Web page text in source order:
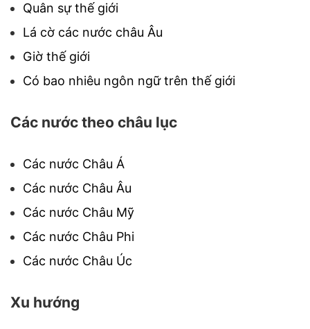
Quân sự thế giới
Lá cờ các nước châu Âu
Giờ thế giới
Có bao nhiêu ngôn ngữ trên thế giới
Các nước theo châu lục
Các nước Châu Á
Các nước Châu Âu
Các nước Châu Mỹ
Các nước Châu Phi
Các nước Châu Úc
Xu hướng